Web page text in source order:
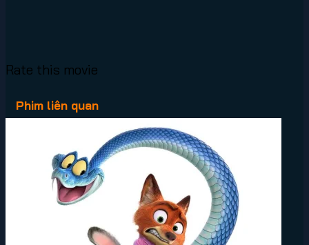
Rate this movie
Phim liên quan